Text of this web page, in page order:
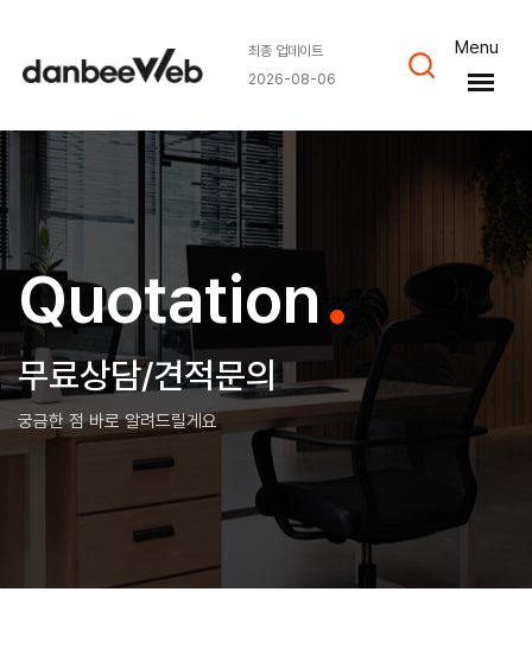
최종 업데이트
2026-08-06
Menu
Quotation.
무료상담/견적문의
궁금한 점 바로 알려드릴게요